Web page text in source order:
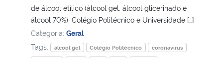
Ministério do Meio Ambiente
Ministério do Turismo
de álcool etílico (álcool gel, álcool glicerinado e
álcool 70%), Colégio Politécnico e Universidade […]
Categoria: Geral
Tags:
álcool gel Colégio Politécnico
coronavírus